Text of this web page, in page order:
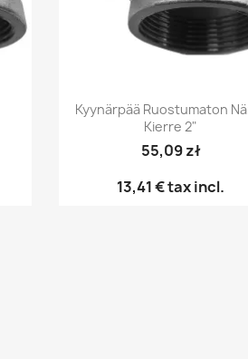
Pikakatselu
Kyynärpää Ruostumaton
Kierre 2"
55,09 zł
13,41 €tax incl.